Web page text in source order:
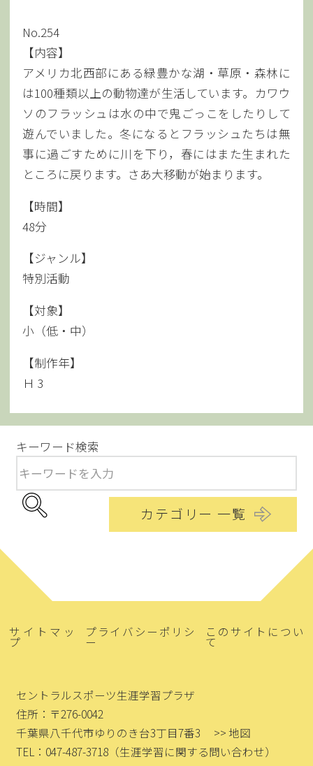
No.254
【内容】
アメリカ北西部にある緑豊かな湖・草原・森林に
は100種類以上の動物達が生活しています。カワウ
ソのフラッシュは水の中で鬼ごっこをしたりして
遊んでいました。冬になるとフラッシュたちは無
事に過ごすために川を下り，春にはまた生まれた
ところに戻ります。さあ大移動が始まります。
【時間】
48分
【ジャンル】
特別活動
【対象】
小（低・中）
【制作年】
Ｈ 3
キーワード検索
カテゴリー 一覧
サイトマッ
プ
プライバシーポリシ
ー
このサイトについ
て
セントラルスポーツ生涯学習プラザ
住所：〒276-0042
千葉県八千代市ゆりのき台3丁目7番3
>> 地図
TEL：047-487-3718 （生涯学習に関する問い合わせ）